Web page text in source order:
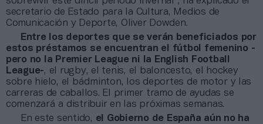
secretario de Estado para la Cultura, Medios de
Comunicación y Deporte, Oliver Dowden.
Entre los deportes que se verán beneficiados por
estos préstamos se encuentran el fútbol femenino -
pero no la Premier League ni la English Football
League-, el rugby, el tenis, el baloncesto, el hockey
sobre hielo, el bádminton, los deportes de motor y las
carreras de caballos. El primer tramo de ayudas se
comenzará a distribuir en las próximas semanas.
En este sentido, el Gobierno de España aún no ha